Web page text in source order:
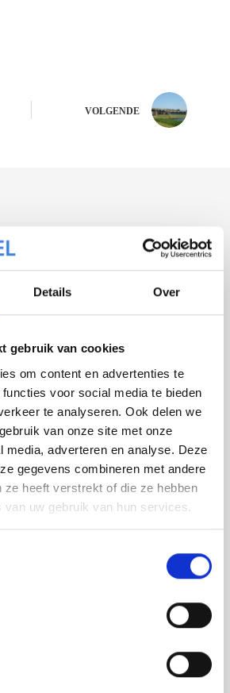
Details Over
gebruik van cookies
om content en advertenties te
voor social media te bieden
te analyseren. Ook delen we
van onze site met onze
media, adverteren en analyse. Deze
gegevens combineren met andere
ze heeft verstrekt of die ze hebben
uw gebruik van hun services.
VOLGENDE